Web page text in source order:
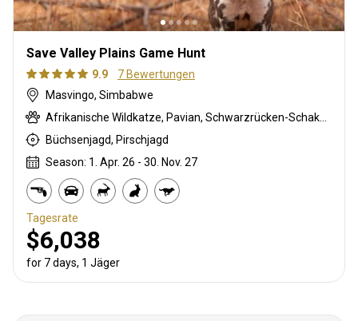
Save Valley Plains Game Hunt
9.9
7 Bewertungen
Masvingo, Simbabwe
Büchsenjagd, Pirschjagd
Season: 1. Apr. 26 - 30. Nov. 27
Tagesrate
$6,038
for 7 days, 1 Jäger